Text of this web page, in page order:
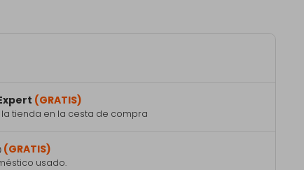
(GRATIS)
tienda en la cesta de compra
(GRATIS)
usado.